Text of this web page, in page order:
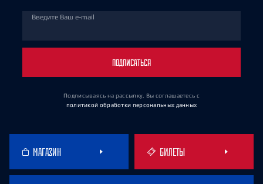
Введите Ваш e-mail
ПОДПИСАТЬСЯ
Подписываясь на рассылку, Вы соглашаетесь с
политикой обработки персональных данных
МАГАЗИН БИЛЕТЫ